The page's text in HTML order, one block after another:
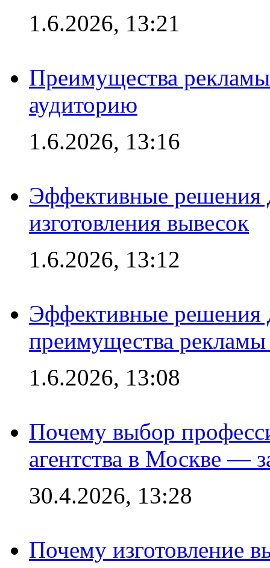
1.6.2026, 13:21
Преимущества
аудиторию
1.6.2026, 13:16
Эффективные решения
изготовления вывесок
1.6.2026, 13:12
Эффективные решения
преимущества рекламы
1.6.2026, 13:08
Почему выбор
агентства в Москве —
30.4.2026, 13:28
Почему изготовление